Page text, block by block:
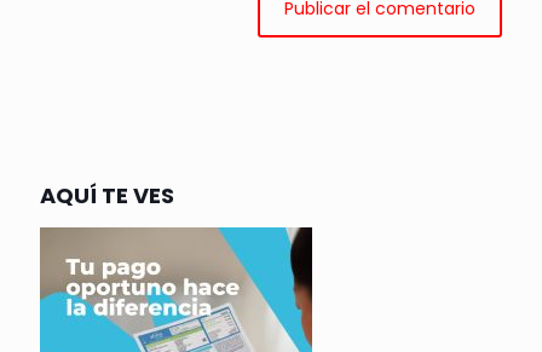
AQUÍ TE VES